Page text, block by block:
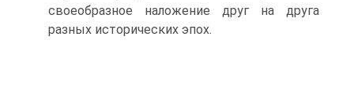
свое­образное наложение друг на друга
разных исторических эпох.